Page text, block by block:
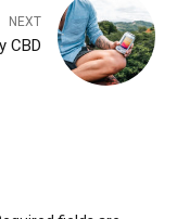
NEXT
CBD